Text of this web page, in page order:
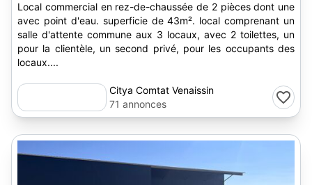
Local commercial en rez-de-chaussée de 2 pièces dont une
avec point d'eau. superficie de 43m². local comprenant un
salle d'attente commune aux 3 locaux, avec 2 toilettes, un
pour la clientèle, un second privé, pour les occupants des
locaux....
Citya Comtat Venaissin
71 annonces